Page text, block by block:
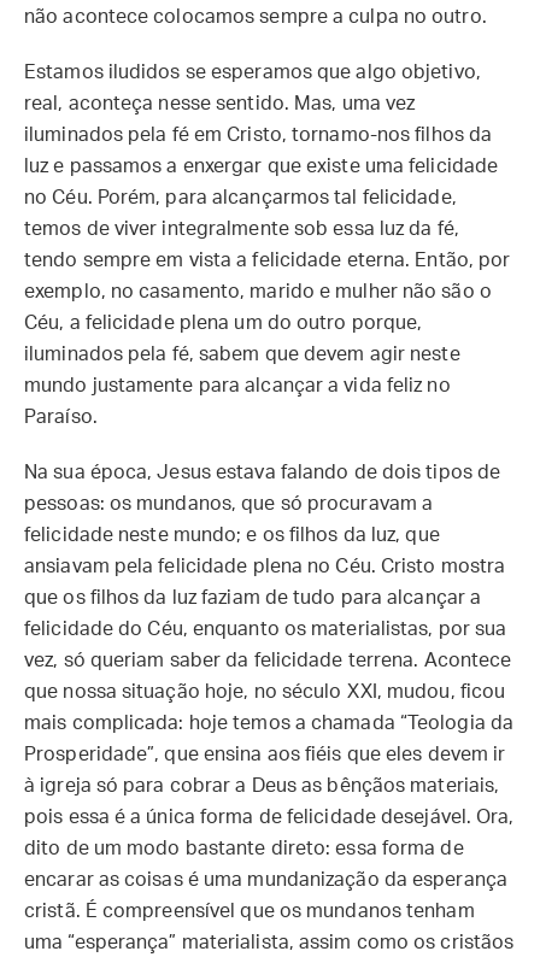
não acontece colocamos sempre a culpa no outro.
Estamos iludidos se esperamos que algo objetivo,
real, aconteça nesse sentido. Mas, uma vez
iluminados pela fé em Cristo, tornamo-nos filhos da
luz e passamos a enxergar que existe uma felicidade
no Céu. Porém, para alcançarmos tal felicidade,
temos de viver integralmente sob essa luz da fé,
tendo sempre em vista a felicidade eterna. Então, por
exemplo, no casamento, marido e mulher não são o
Céu, a felicidade plena um do outro porque,
iluminados pela fé, sabem que devem agir neste
mundo justamente para alcançar a vida feliz no
Paraíso.
Na sua época, Jesus estava falando de dois tipos de
pessoas: os mundanos, que só procuravam a
felicidade neste mundo; e os filhos da luz, que
ansiavam pela felicidade plena no Céu. Cristo mostra
que os filhos da luz faziam de tudo para alcançar a
felicidade do Céu, enquanto os materialistas, por sua
vez, só queriam saber da felicidade terrena. Acontece
que nossa situação hoje, no século XXI, mudou, ficou
mais complicada: hoje temos a chamada “Teologia da
Prosperidade”, que ensina aos fiéis que eles devem ir
à igreja só para cobrar a Deus as bênçãos materiais,
pois essa é a única forma de felicidade desejável. Ora,
dito de um modo bastante direto: essa forma de
encarar as coisas é uma mundanização da esperança
cristã. É compreensível que os mundanos tenham
uma “esperança” materialista, assim como os cristãos